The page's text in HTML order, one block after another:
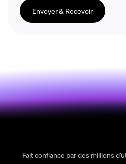
Envoyer & Recevoir
Fait confiance par des millions